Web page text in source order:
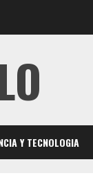
Y TECNOLOGIA